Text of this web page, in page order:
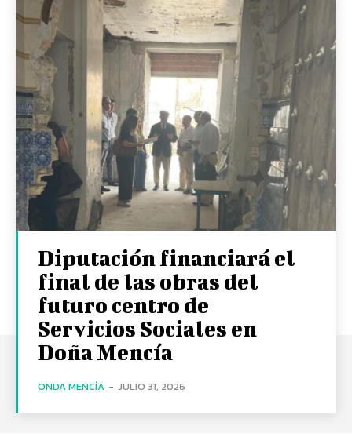
Diputación financiará el
final de las obras del
futuro centro de
Servicios Sociales en
Doña Mencía
ONDA MENCÍA - JULIO 31, 2026